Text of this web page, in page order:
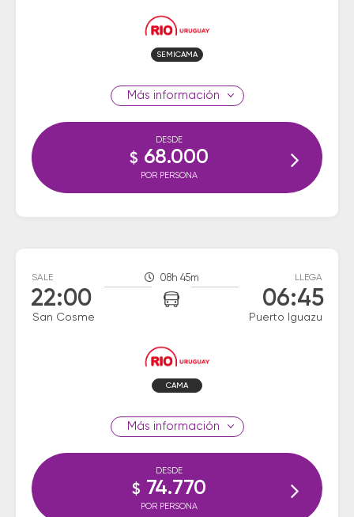
SEMICAMA
información
DESDE
$ 68.000
POR PERSONA
SALE
22:00
San Cosme
08h 45m LLEGA
06:45
Puerto Iguazu
CAMA
información
DESDE
$ 74.770
POR PERSONA